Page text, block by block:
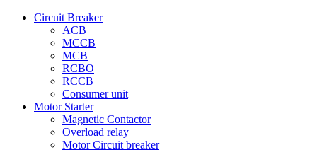
Circuit Breaker
ACB
MCCB
MCB
RCBO
RCCB
Consumer unit
Motor Starter
Magnetic Contactor
Overload relay
Motor Circuit breaker